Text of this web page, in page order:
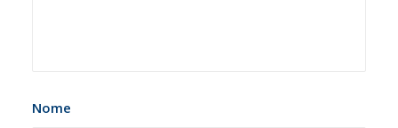
Nome